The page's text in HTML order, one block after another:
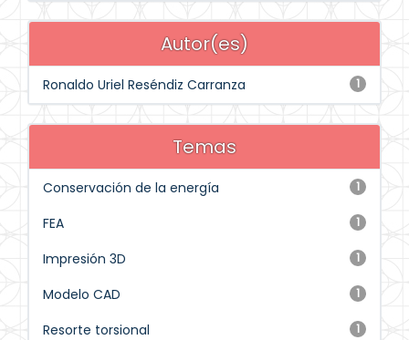
Autor(es)
1
Ronaldo Uriel Reséndiz Carranza
Temas
1
Conservación de la energía
1
FEA
1
Impresión 3D
1
Modelo CAD
1
Resorte torsional